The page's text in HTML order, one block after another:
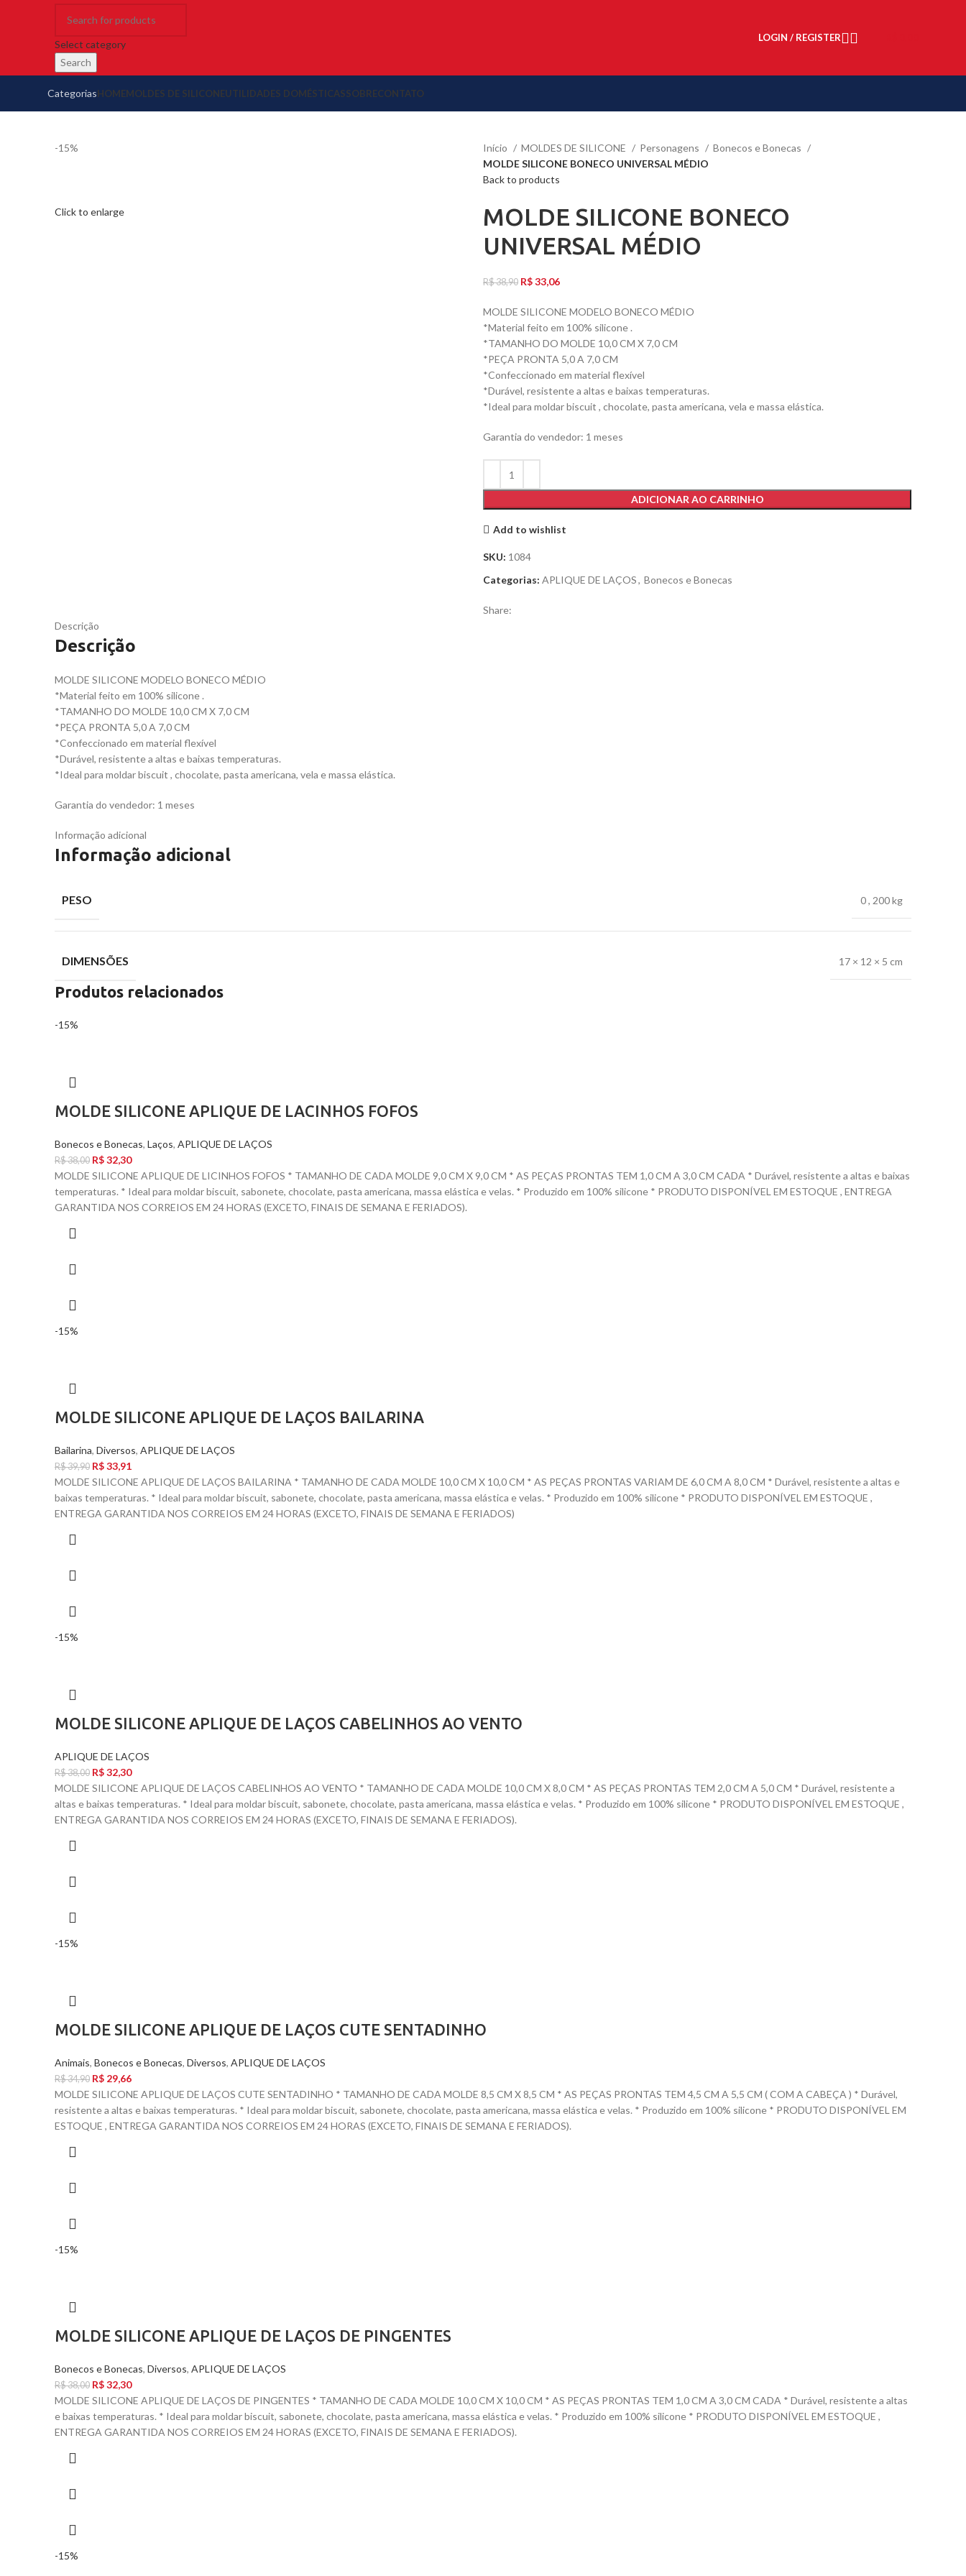
Select category
Search
LOGIN / REGISTER
CategoriasHOMEMOLDES DE SILICONEUTILIDADES DOMÉSTICASSOBRECONTATO
-15%
Click to enlarge
Início MOLDES DE SILICONE Personagens
Bonecos e Bonecas
MOLDE SILICONE BONECO UNIVERSAL MÉDIO
Back to products
MOLDE SILICONE BONECO
UNIVERSAL MÉDIO
R$38,90 R$33,06
MOLDE SILICONE MODELO BONECO MÉDIO
*Material feito em 100% silicone .
*TAMANHO DO MOLDE 10,0 CM X 7,0 CM
*PEÇA PRONTA 5,0 A 7,0 CM
*Confeccionado em material flexível
*Durável, resistente a altas e baixas temperaturas.
*Ideal para moldar biscuit , chocolate, pasta americana, vela e massa elástica.
Garantia do vendedor: 1 meses
ADICIONAR AO CARRINHO
Add to wishlist
SKU: 1084
Categorias: APLIQUE DE LAÇOS, Bonecos e Bonecas
Share:
Descrição
Descrição
MOLDE SILICONE MODELO BONECO MÉDIO
*Material feito em 100% silicone .
*TAMANHO DO MOLDE 10,0 CM X 7,0 CM
*PEÇA PRONTA 5,0 A 7,0 CM
*Confeccionado em material flexível
*Durável, resistente a altas e baixas temperaturas.
*Ideal para moldar biscuit , chocolate, pasta americana, vela e massa elástica.
Garantia do vendedor: 1 meses
Informação adicional
Informação adicional
PESO 0, 200 kg
DIMENSÕES 17 × 12 × 5 cm
Produtos relacionados
-15%
MOLDE SILICONE APLIQUE DE LACINHOS FOFOS
Bonecos e Bonecas, Laços, APLIQUE DE LAÇOS
R$38,00 R$32,30
MOLDE SILICONE APLIQUE DE LICINHOS FOFOS * TAMANHO DE CADA MOLDE 9,0 CM X 9,0 CM * AS PEÇAS PRONTAS TEM 1,0 CM A 3,0 CM CADA * Durável, resistente a altas e baixas
temperaturas. * Ideal para moldar biscuit, sabonete, chocolate, pasta americana, massa elástica e velas. * Produzido em 100% silicone * PRODUTO DISPONÍVEL EM ESTOQUE , ENTREGA
GARANTIDA NOS CORREIOS EM 24 HORAS (EXCETO, FINAIS DE SEMANA E FERIADOS).
-15%
MOLDE SILICONE APLIQUE DE LAÇOS BAILARINA
Bailarina, Diversos, APLIQUE DE LAÇOS
R$39,90 R$33,91
MOLDE SILICONE APLIQUE DE LAÇOS BAILARINA * TAMANHO DE CADA MOLDE 10,0 CM X 10,0 CM * AS PEÇAS PRONTAS VARIAM DE 6,0 CM A 8,0 CM * Durável, resistente a altas e
baixas temperaturas. * Ideal para moldar biscuit, sabonete, chocolate, pasta americana, massa elástica e velas. * Produzido em 100% silicone * PRODUTO DISPONÍVEL EM ESTOQUE ,
ENTREGA GARANTIDA NOS CORREIOS EM 24 HORAS (EXCETO, FINAIS DE SEMANA E FERIADOS)
-15%
MOLDE SILICONE APLIQUE DE LAÇOS CABELINHOS AO VENTO
APLIQUE DE LAÇOS
R$38,00 R$32,30
MOLDE SILICONE APLIQUE DE LAÇOS CABELINHOS AO VENTO * TAMANHO DE CADA MOLDE 10,0 CM X 8,0 CM * AS PEÇAS PRONTAS TEM 2,0 CM A 5,0 CM * Durável, resistente a
altas e baixas temperaturas. * Ideal para moldar biscuit, sabonete, chocolate, pasta americana, massa elástica e velas. * Produzido em 100% silicone * PRODUTO DISPONÍVEL EM ESTOQUE ,
ENTREGA GARANTIDA NOS CORREIOS EM 24 HORAS (EXCETO, FINAIS DE SEMANA E FERIADOS).
-15%
MOLDE SILICONE APLIQUE DE LAÇOS CUTE SENTADINHO
Animais, Bonecos e Bonecas, Diversos, APLIQUE DE LAÇOS
R$34,90 R$ 29,66
MOLDE SILICONE APLIQUE DE LAÇOS CUTE SENTADINHO * TAMANHO DE CADA MOLDE 8,5 CM X 8,5 CM * AS PEÇAS PRONTAS TEM 4,5 CM A 5,5 CM ( COM A CABEÇA ) * Durável,
resistente a altas e baixas temperaturas. * Ideal para moldar biscuit, sabonete, chocolate, pasta americana, massa elástica e velas. * Produzido em 100% silicone * PRODUTO DISPONÍVEL EM
ESTOQUE , ENTREGA GARANTIDA NOS CORREIOS EM 24 HORAS (EXCETO, FINAIS DE SEMANA E FERIADOS).
-15%
MOLDE SILICONE APLIQUE DE LAÇOS DE PINGENTES
Bonecos e Bonecas, Diversos, APLIQUE DE LAÇOS
R$38,00 R$32,30
MOLDE SILICONE APLIQUE DE LAÇOS DE PINGENTES * TAMANHO DE CADA MOLDE 10,0 CM X 10,0 CM * AS PEÇAS PRONTAS TEM 1,0 CM A 3,0 CM CADA * Durável, resistente a altas
e baixas temperaturas. * Ideal para moldar biscuit, sabonete, chocolate, pasta americana, massa elástica e velas. * Produzido em 100% silicone * PRODUTO DISPONÍVEL EM ESTOQUE ,
ENTREGA GARANTIDA NOS CORREIOS EM 24 HORAS (EXCETO, FINAIS DE SEMANA E FERIADOS).
-15%